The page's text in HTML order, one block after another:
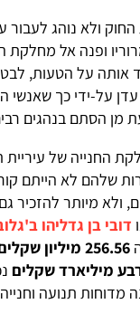
ולא נוהג לעבור
ופנה אל מחלקת
אותה על הטעות,
על-ידי כך שאנשי
מן הסתם בנהגים
החנייה של עיריית
שלהם לא הייתם
ולא מיותר להזכיר
דובי בן גדליהו
256.56 מיליון שקלים מקנסות חנייה
מיליארד שקלים
מדוחות תנועה